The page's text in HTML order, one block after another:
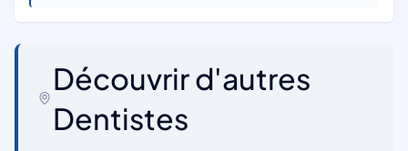
Découvrir d'autres
Dentistes